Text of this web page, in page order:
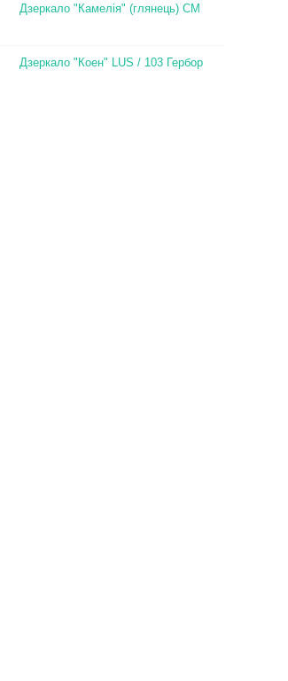
Дзеркало "Камелія" (глянець) СМ
Дзеркало "Коен" LUS / 103 Гербор